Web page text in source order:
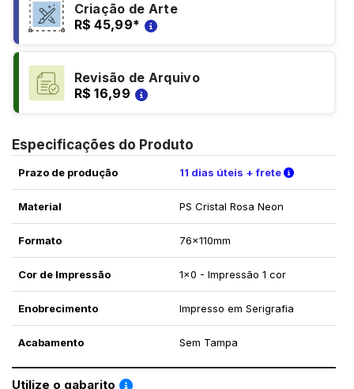
Criação de Arte
R$ 45,99*
Revisão de Arquivo
R$ 16,99
Especificações do Produto
Prazo de produção 11 dias úteis + frete Verifique
Material PS Cristal Rosa Neon
Formato 76x110mm
Cor de Impressão 1x0 - Impressão 1 cor
Enobrecimento Impresso em Serigrafia
Acabamento Sem Tampa
Utilize o gabarito Saiba como utilizar os nossos gabaritos